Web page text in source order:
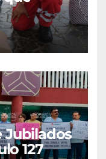
Jubilados
127